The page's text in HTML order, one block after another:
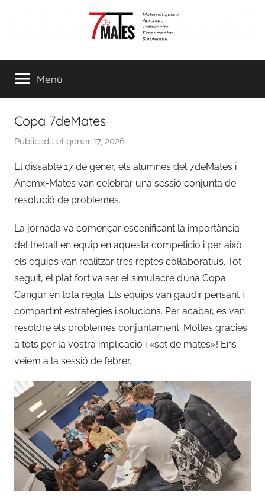
7demates
aprendre,
transmetre,
sorprendre
Menú
Copa 7deMates
Publicada el gener 17, 2026
r
C
r
d
i
n
a
c
i
ó
7
e
m
a
t
e
s
El dissabte 17 de gener, els alumnes del 7deMates i
Anemx+Mates van celebrar una sessió conjunta de
resolució de problemes.
La jornada va començar escenificant la importància
del treball en equip en aquesta competició i per això
els equips van realitzar tres reptes col·laboratius. Tot
seguit, el plat fort va ser el simulacre d’una Copa
Cangur en tota regla. Els equips van gaudir pensant i
compartint estratègies i solucions. Per acabar, es van
resoldre els problemes conjuntament. Moltes gràcies
a tots per la vostra implicació i «set de mates»! Ens
veiem a la sessió de febrer.